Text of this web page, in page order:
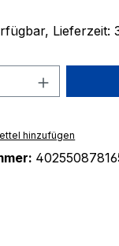
Lieferzeit:
Anzahl:
hinzufügen